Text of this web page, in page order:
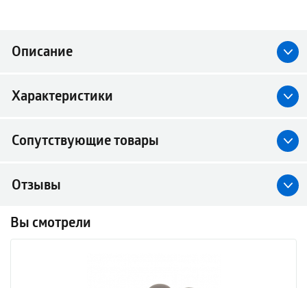
Описание
Характеристики
Сопутствующие товары
Отзывы
Вы смотрели